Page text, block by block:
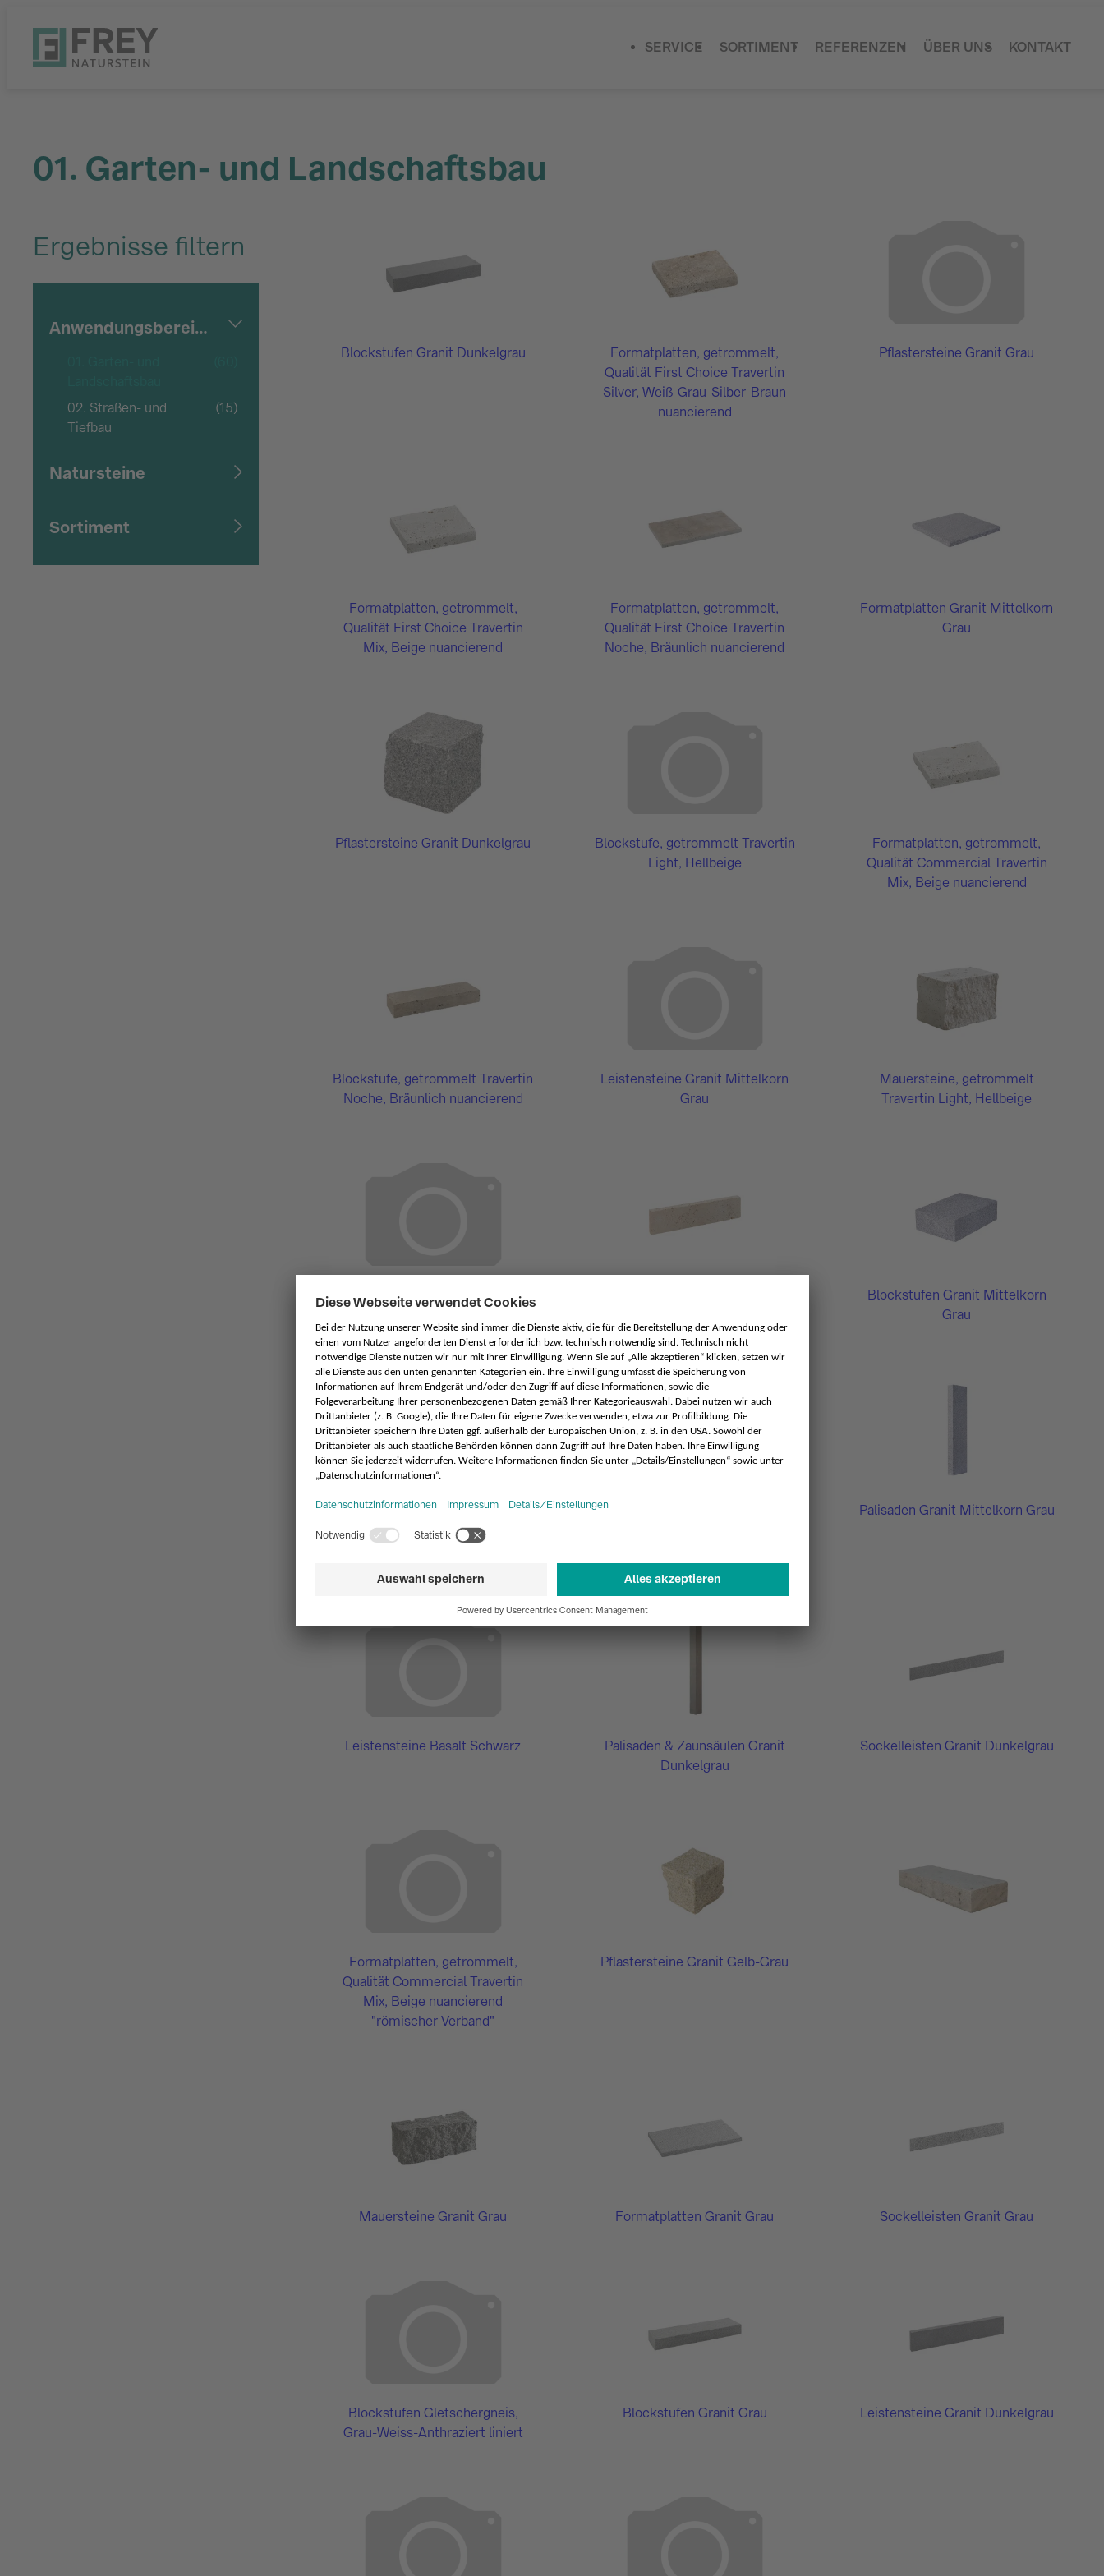
SERVICE SORTIMENT REFERENZEN ÜBER UNS KONTAKT
01. Garten- und Landschaftsbau
Ergebnisse filtern
Anwendungsbereiche
02. Straßen- und
Tiefbau
(15)
Natursteine
Sortiment
Blockstufen Granit Dunkelgrau
Formatplatten, getrommelt,
Qualität First Choice Travertin
Silver, Weiß-Grau-Silber-Braun
nuancierend
Pflastersteine Granit Grau
Formatplatten, getrommelt,
Qualität First Choice Travertin
Mix, Beige nuancierend
Formatplatten, getrommelt,
Qualität First Choice Travertin
Noche, Bräunlich nuancierend
Formatplatten Granit Mittelkorn
Grau
Pflastersteine Granit Dunkelgrau
Blockstufe, getrommelt Travertin
Light, Hellbeige
Formatplatten, getrommelt,
Qualität Commercial Travertin
Mix, Beige nuancierend
Blockstufe, getrommelt Travertin
Noche, Bräunlich nuancierend
Leistensteine Granit Mittelkorn
Grau
Mauersteine, getrommelt
Travertin Light, Hellbeige
Pflastersteine Gletschergneis,
Blockstufen Granit Mittelkorn
Grau
Blockstufen Travertin Mix, Beige
nuancierend
Palisaden Granit Mittelkorn Grau
Leistensteine Basalt Schwarz
Palisaden & Zaunsäulen Granit
Dunkelgrau
Sockelleisten Granit Dunkelgrau
Formatplatten, getrommelt,
Qualität Commercial Travertin
Mix, Beige nuancierend
"römischer Verband"
Pflastersteine Granit Gelb-Grau
Mauersteine Granit Grau Formatplatten Granit Grau Sockelleisten Granit Grau
Blockstufen Gletschergneis,
Grau-Weiss-Anthraziert liniert
Blockstufen Granit Grau Leistensteine Granit Dunkelgrau